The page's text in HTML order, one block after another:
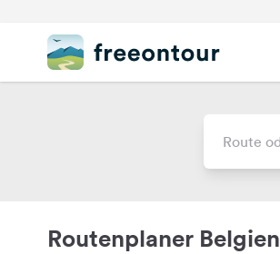
Routenplaner Belgien